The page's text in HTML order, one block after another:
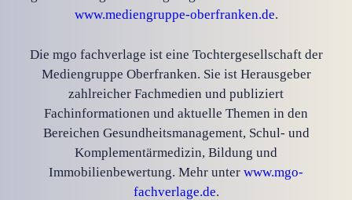
www.mediengruppe-oberfranken.de.
Die mgo fachverlage ist eine Tochtergesellschaft der
Mediengruppe Oberfranken. Sie ist Herausgeber
zahlreicher Fachmedien und publiziert
Fachinformationen und aktuelle Themen in den
Bereichen Gesundheitsmanagement, Schul- und
Komplementärmedizin, Bildung und
Immobilienbewertung. Mehr unter www.mgo-
fachverlage.de.